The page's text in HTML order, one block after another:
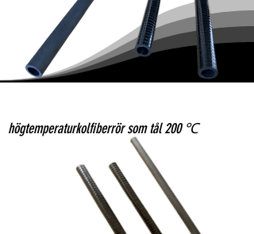
högtemperaturkolfiberrör som tål 200 ℃